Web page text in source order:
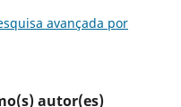
avançada por
autor(es)